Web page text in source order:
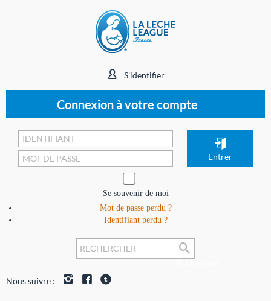
S'identifier
Connexion à votre compte
Se souvenir de moi
Mot de passe perdu ?
Identifiant perdu ?
Nous suivre :